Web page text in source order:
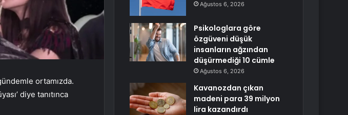
ortamızda.
diye tanıtınca
Ağustos 6, 2026
Psikologlara göre
özgüveni düşük
insanların ağzından
düşürmediği 10 cümle
Ağustos 6, 2026
Kavanozdan çıkan
madeni para 39 milyon
lira kazandırdı